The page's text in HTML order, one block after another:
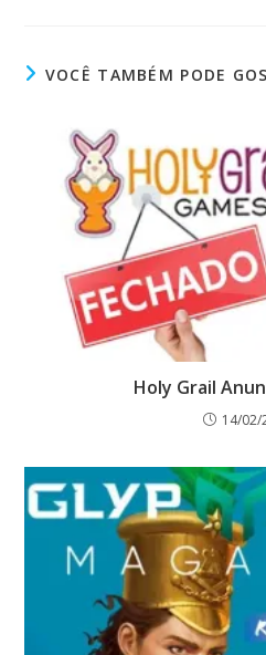
VOCÊ TAMBÉM PODE
Holy Grail
14/02/